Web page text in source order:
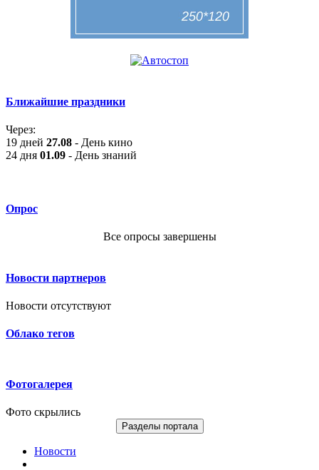
Ближайшие праздники
Через:
19 дней 27.08 - День кино
24 дня 01.09 - День знаний
Опрос
Все опросы завершены
Новости партнеров
Новости отсутствуют
Облако тегов
Фотогалерея
Фото скрылись
Разделы портала
Новости